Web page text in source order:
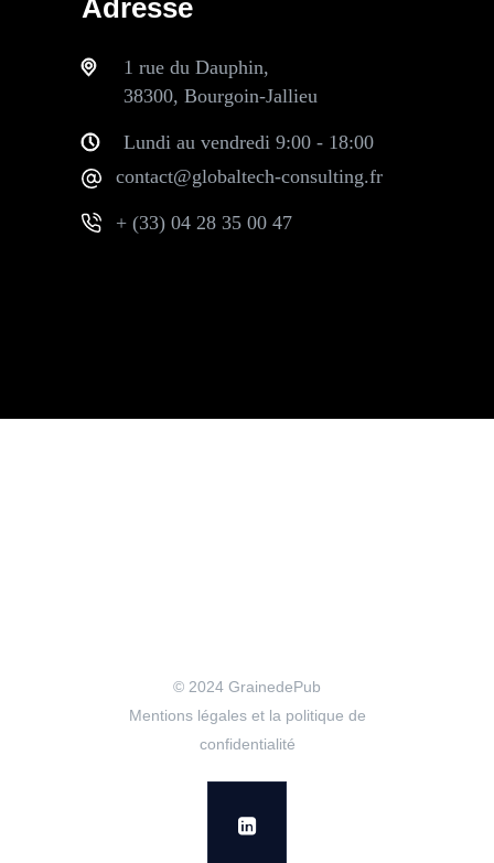
Adresse
1 rue du Dauphin,
38300, Bourgoin-Jallieu
Lundi au vendredi 9:00 - 18:00
contact@globaltech-consulting.fr
+ (33) 04 28 35 00 47
© 2024 GrainedePub
Mentions légales et la politique de
confidentialité